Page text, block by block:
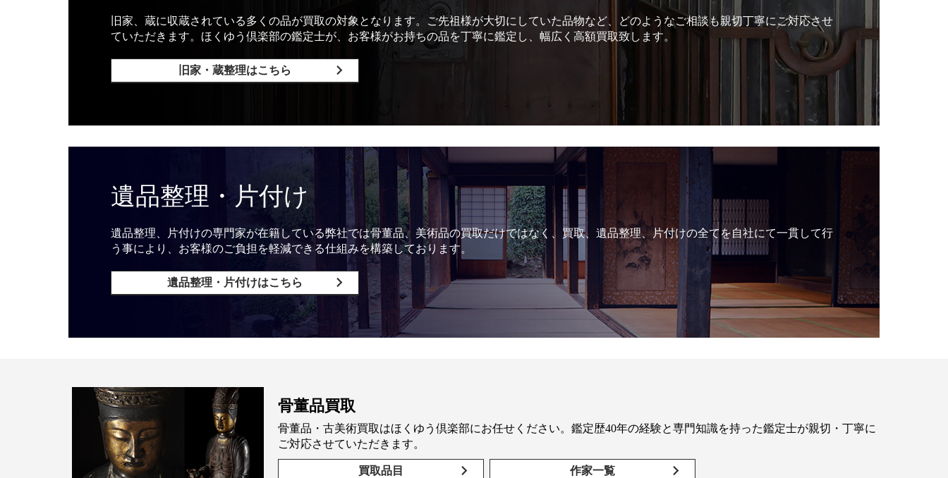
旧家、蔵に収蔵されている多くの品が買取の対象となります。ご先祖様が大切にしていた品物など、どのようなご相談も親切丁寧にご対応させ
ていただきます。ほくゆう倶楽部の鑑定士が、お客様がお持ちの品を丁寧に鑑定し、幅広く高額買取致します。
旧家・蔵整理はこちら
遺品整理・片付け
遺品整理、片付けの専門家が在籍している弊社では骨董品、美術品の買取だけではなく、買取、遺品整理、片付けの全てを自社にて一貫して行
う事により、お客様のご負担を軽減できる仕組みを構築しております。
遺品整理・片付けはこちら
骨董品買取
骨董品・古美術買取はほくゆう倶楽部にお任せください。鑑定歴40年の経験と専門知識を持った鑑定士が親切・丁寧に
ご対応させていただきます。
買取品目 作家一覧